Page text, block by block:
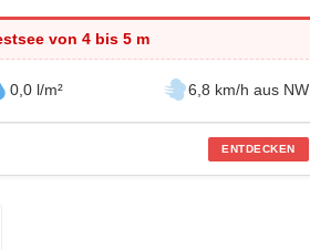
von 4 bis 5 m
0,0 l/m² 6,8 km/h aus NW
ENTDECKEN